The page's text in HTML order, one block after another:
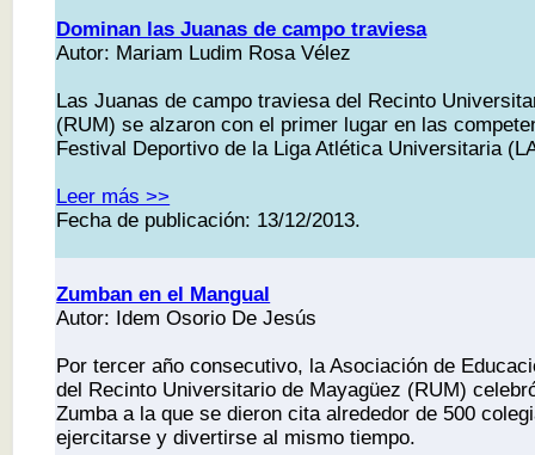
Dominan las Juanas de campo traviesa
Autor: Mariam Ludim Rosa Vélez
Las Juanas de campo traviesa del Recinto
(RUM) se alzaron con el primer lugar en las
Festival Deportivo de la Liga Atlética Universitaria
Leer más >>
Fecha de publicación: 13/12/2013.
Zumban en el Mangual
Autor: Idem Osorio De Jesús
Por tercer año consecutivo, la Asociación de
del Recinto Universitario de Mayagüez (RUM)
Zumba a la que se dieron cita alrededor de 500
ejercitarse y divertirse al mismo tiempo.